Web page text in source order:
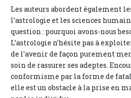
Les auteurs abordent également
l’astrologie et les sciences
question : pourquoi avons-nous
L’astrologie n’hésite pas à
de l’avenir de façon purement
soin de rassurer ses adeptes.
conformisme par la forme de
elle est un obstacle à la prise en